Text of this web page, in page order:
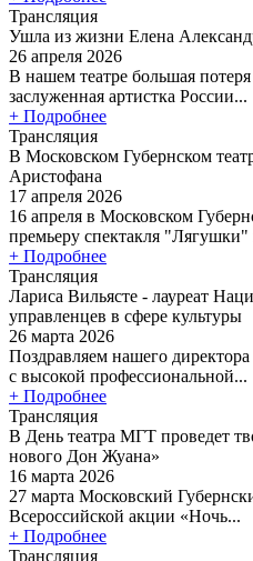
Трансляция
Ушла из жизни Елена
26 апреля 2026
В нашем театре большая
заслуженная артистка России...
+ Подробнее
Трансляция
В Московском Губернском
Аристофана
17 апреля 2026
16 апреля в Московском
премьеру спектакля "Лягушки"
+ Подробнее
Трансляция
Лариса Вильясте - лауреат
управленцев в сфере культуры
26 марта 2026
Поздравляем нашего
с высокой профессиональной...
+ Подробнее
Трансляция
В День театра МГТ проведет
нового Дон Жуана»
16 марта 2026
27 марта Московский
Всероссийской акции «Ночь...
+ Подробнее
Трансляция